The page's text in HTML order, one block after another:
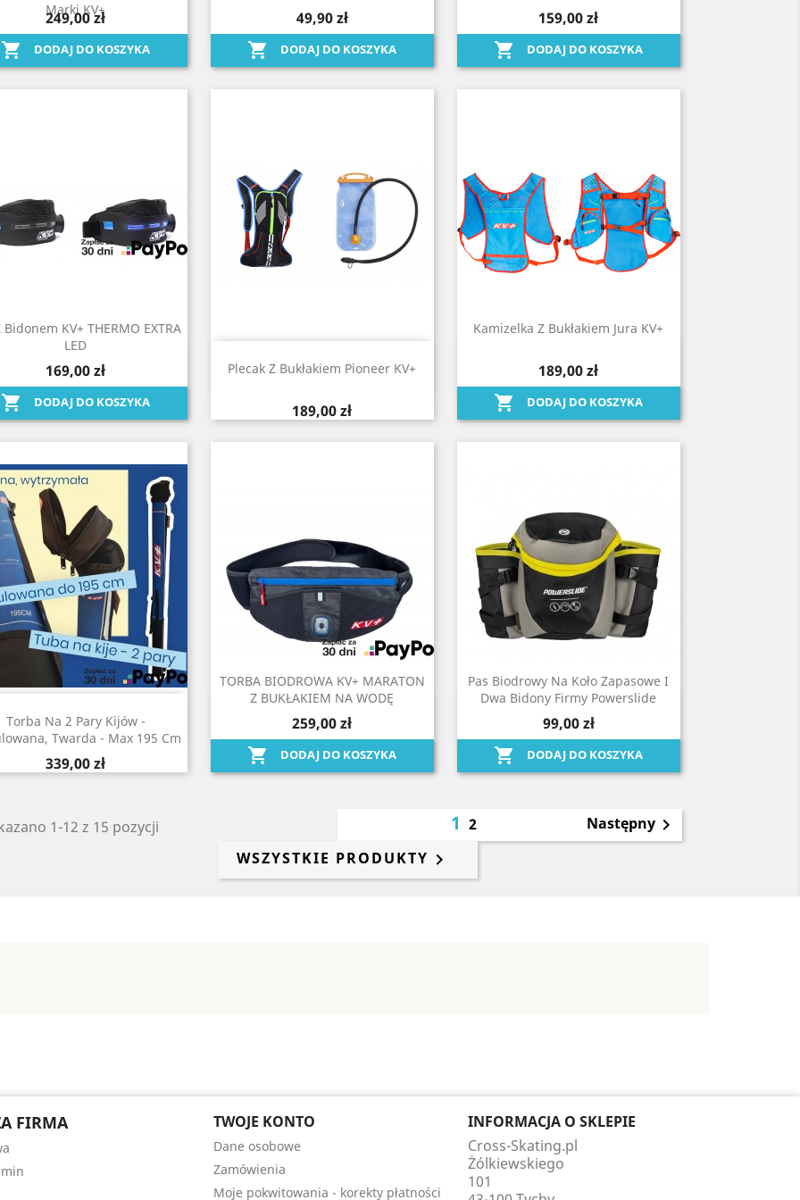
Marki KV+
249,00 zł
 DODAJ DO KOSZYKA
Szybki podgląd
49,90 zł
 DODAJ DO KOSZYKA
Szybki podgląd
159,00 zł
 DODAJ DO KOSZYKA
Bidonem KV+ THERMO EXTRA
LED
169,00 zł
 DODAJ DO KOSZYKA
Plecak Z Bukłakiem Pioneer KV+
189,00 zł
 Szybki podgląd
Kamizelka Z Bukłakiem Jura KV+
189,00 zł
 DODAJ DO KOSZYKA
Torba Na 2 Pary Kijów -
Twarda - Max 195 Cm
339,00 zł
 Szybki podgląd
TORBA BIODROWA KV+ MARATON
Z BUKŁAKIEM NA WODĘ
259,00 zł
 DODAJ DO KOSZYKA
Pas Biodrowy Na Koło Zapasowe I
Dwa Bidony Firmy Powerslide
99,00 zł
 DODAJ DO KOSZYKA
Szybki podgląd
1-12 z 15 pozycji 1 2 Następny
WSZYSTKIE PRODUKTY 
FIRMA TWOJE KONTO
Dane osobowe
Zamówienia
Moje pokwitowania - korekty płatności
INFORMACJA O SKLEPIE
Cross-Skating.pl
Żólkiewskiego
101